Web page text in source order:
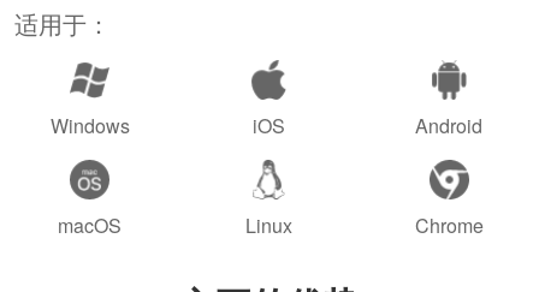
适用于：
Windows iOS Android
macOS Linux Chrome